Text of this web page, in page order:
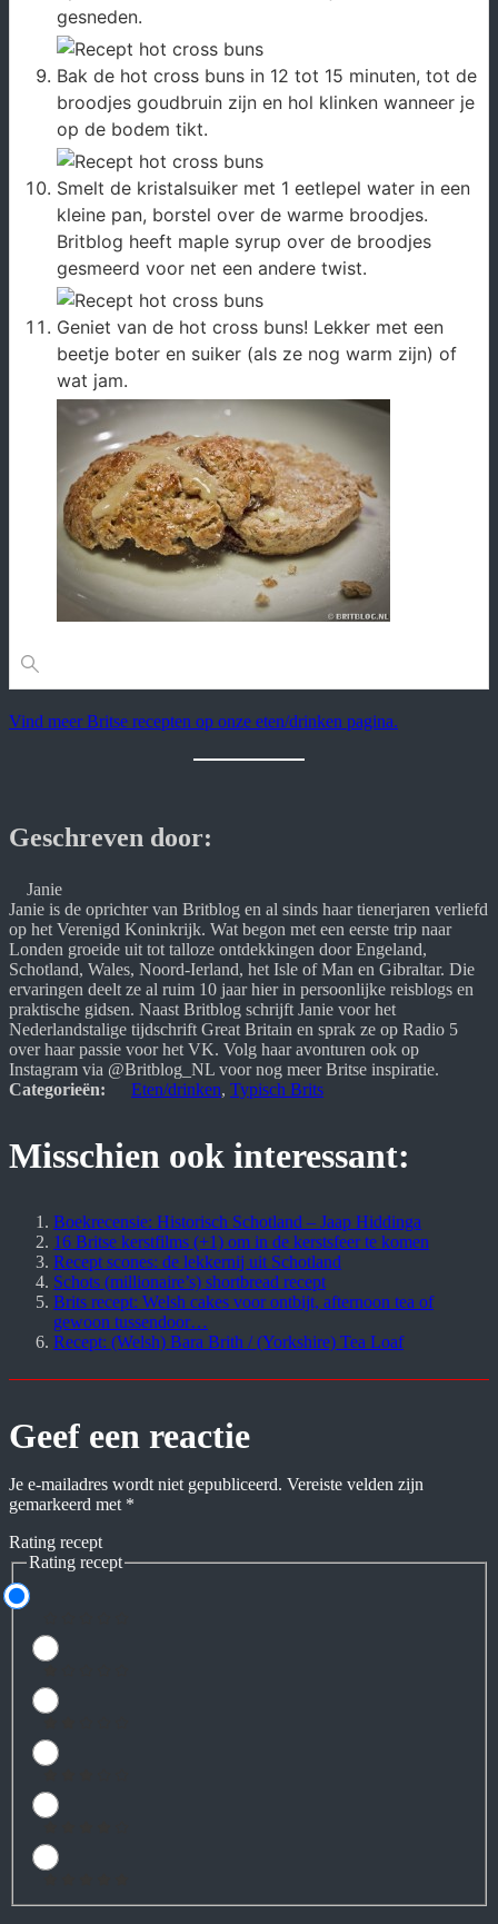
gesneden.
Bak de hot cross buns in 12 tot 15 minuten, tot de
broodjes goudbruin zijn en hol klinken wanneer je
op de bodem tikt.
Smelt de kristalsuiker met 1 eetlepel water in een
kleine pan, borstel over de warme broodjes.
Britblog heeft maple syrup over de broodjes
gesmeerd voor net een andere twist.
Geniet van de hot cross buns! Lekker met een
beetje boter en suiker (als ze nog warm zijn) of
wat jam.
Vind meer Britse recepten op onze eten/drinken pagina.
Geschreven door:
Janie
Janie is de oprichter van Britblog en al sinds haar tienerjaren verliefd
op het Verenigd Koninkrijk. Wat begon met een eerste trip naar
Londen groeide uit tot talloze ontdekkingen door Engeland,
Schotland, Wales, Noord-Ierland, het Isle of Man en Gibraltar. Die
ervaringen deelt ze al ruim 10 jaar hier in persoonlijke reisblogs en
praktische gidsen. Naast Britblog schrijft Janie voor het
Nederlandstalige tijdschrift Great Britain en sprak ze op Radio 5
over haar passie voor het VK. Volg haar avonturen ook op
Instagram via @Britblog_NL voor nog meer Britse inspiratie.
Categorieën:
Eten/drinken, Typisch Brits
Misschien ook interessant:
Boekrecensie: Historisch Schotland – Jaap Hiddinga
16 Britse kerstfilms (+1) om in de kerstsfeer te komen
Recept scones: de lekkernij uit Schotland
Schots (millionaire’s) shortbread recept
Brits recept: Welsh cakes voor ontbijt, afternoon tea of
gewoon tussendoor…
Recept: (Welsh) Bara Brith / (Yorkshire) Tea Loaf
Geef een reactie
Je e-mailadres wordt niet gepubliceerd. Vereiste velden zijn
gemarkeerd met *
Rating recept
Rating recept